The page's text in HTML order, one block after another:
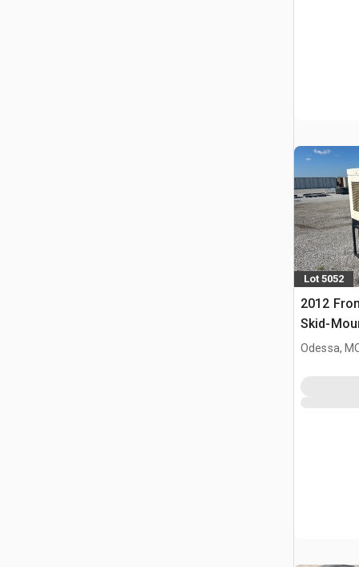
Lot 5052
2012
Skid-
Odessa,